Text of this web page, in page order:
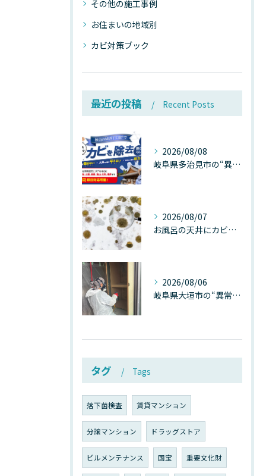
その他の施工事例
お住まいの地域別
カビ対策ブック
最近の投稿 Recent Posts
2026/08/08
岐阜県多治見市の“異常な高温”が建物内部を破壊する──深層カビが急増する危険な温度差の正体
2026/08/07
お風呂の天井にカビが生えたら要注意！2026年8月の猛暑・高湿度で急増する浴室カビの原因と正しい対策
2026/08/06
岐阜県大垣市の“異常に高い気温”が建物内部を腐らせる──深層カビが爆発的に増える本当の理由
タグ Tags
落下菌検査 賃貸マンション
分譲マンション ドラッグストア
ビルメンテナンス 国宝 重要文化財